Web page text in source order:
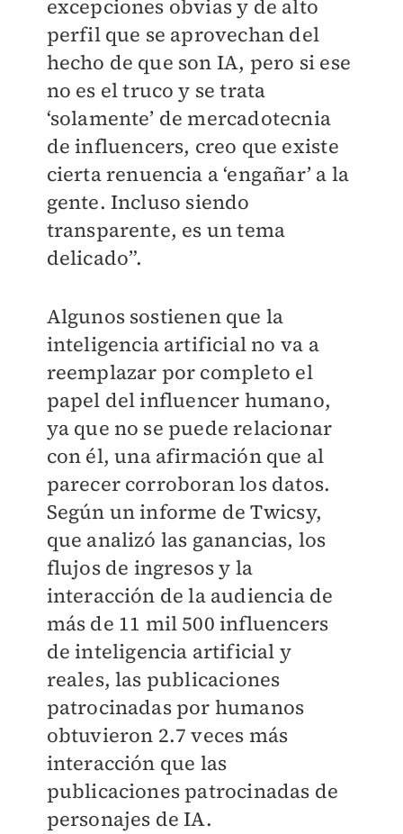
excepciones obvias y de alto
perfil que se aprovechan del
hecho de que son IA, pero si ese
no es el truco y se trata
‘solamente’ de mercadotecnia
de influencers, creo que existe
cierta renuencia a ‘engañar’ a la
gente. Incluso siendo
transparente, es un tema
delicado”.
Algunos sostienen que la
inteligencia artificial no va a
reemplazar por completo el
papel del influencer humano,
ya que no se puede relacionar
con él, una afirmación que al
parecer corroboran los datos.
Según un informe de Twicsy,
que analizó las ganancias, los
flujos de ingresos y la
interacción de la audiencia de
más de 11 mil 500 influencers
de inteligencia artificial y
reales, las publicaciones
patrocinadas por humanos
obtuvieron 2.7 veces más
interacción que las
publicaciones patrocinadas de
personajes de IA.